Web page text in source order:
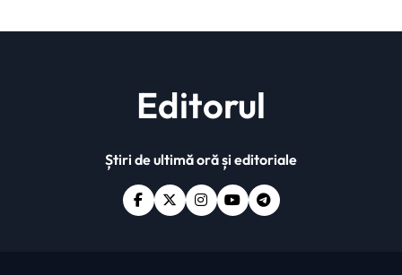
Editorul
Știri de ultimă oră și editoriale